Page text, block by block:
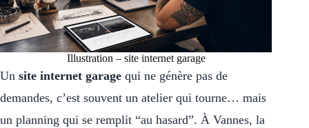
Illustration – site internet garage
Un site internet garage qui ne génère pas de
demandes, c’est souvent un atelier qui tourne… mais
un planning qui se remplit “au hasard”. À Vannes, la